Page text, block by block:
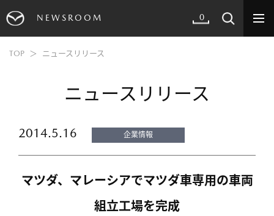
NEWSROOM 0
TOP ニュースリリース
ニュースリリース
2014.5.16 企業情報
マツダ、マレーシアでマツダ車専用の車両
組立工場を完成